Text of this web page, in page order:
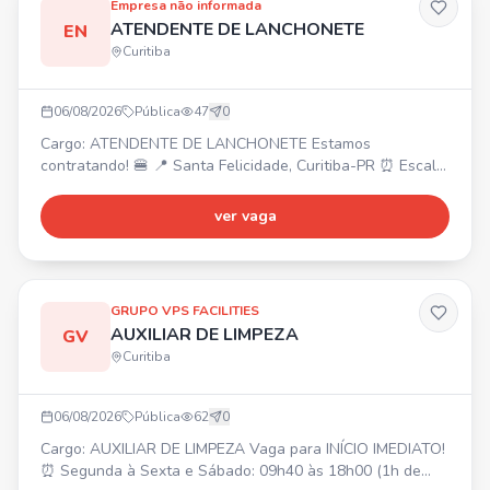
EN
Empresa não informada
ATENDENTE DE LANCHONETE
Curitiba
06/08/2026 Pública 47 0
Cargo: ATENDENTE DE LANCHONETE Estamos
contratando! 🍔 📍 Santa Felicidade, Curitiba-PR ⏰ Escala
💰 Salário: A partir de R$ 1.700,00. 🎁 Benefícios: Cartão
alimentação (bonificação de R$300 a R$500 por
ver vaga
GV
GRUPO VPS FACILITIES
AUXILIAR DE LIMPEZA
Curitiba
06/08/2026 Pública 62 0
Cargo: AUXILIAR DE LIMPEZA Vaga para INÍCIO IMEDIATO!
⏰ Segunda à Sexta e Sábado: 09h40 às 18h00 (1h de